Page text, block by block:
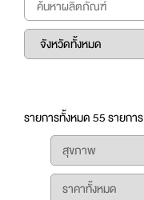
รายการทั้งหมด 55 รายการ